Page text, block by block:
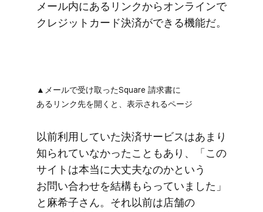
メール内に​あるリンクから​オンラインで​
クレジットカード決済が​できる​機能だ。
▲メールで​受け取った​Square 請求書に​
あるリンク先を​開くと、​表示される​ページ
以前​利用していた​決済サービスは​あまり​
知られていなかったことも​あり、​「この​
サイトは​本当に​大丈夫なのかと​いう​
お問い​合わせを​結構​もらっていました」
と​麻希子さん。​それ以前は​店舗の​